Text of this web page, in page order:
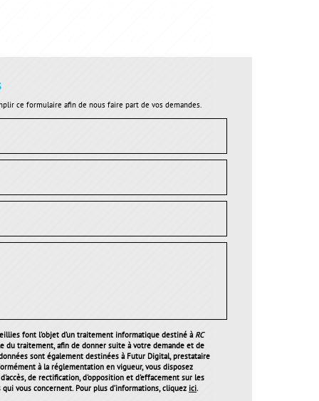
ce formulaire afin de nous faire part de vos demandes.
font l’objet d’un traitement informatique destiné àRC
du traitement, afin de donner suite à votre demande et de
sont également destinées à Futur Digital, prestataire
à la réglementation en vigueur, vous disposez
de rectification, d'opposition et d'effacement sur les
vous concernent. Pour plus d’informations, cliquez ici.